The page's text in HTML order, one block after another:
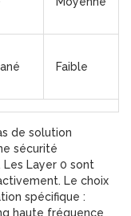
Faible
de solution
sécurité
Layer 0 sont
Le choix
spécifique :
haute fréquence